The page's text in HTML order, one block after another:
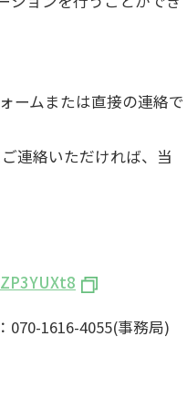
ームまたは直接の連絡で
連絡いただければ、当
1616-4055(事務局)